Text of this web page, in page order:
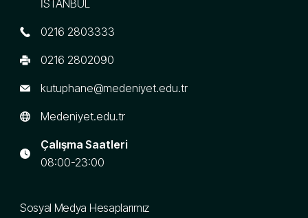
İSTANBUL
0216 2803333
0216 2802090
kutuphane@medeniyet.edu.tr
Medeniyet.edu.tr
Çalışma Saatleri
08:00-23:00
Sosyal Medya Hesaplarımız